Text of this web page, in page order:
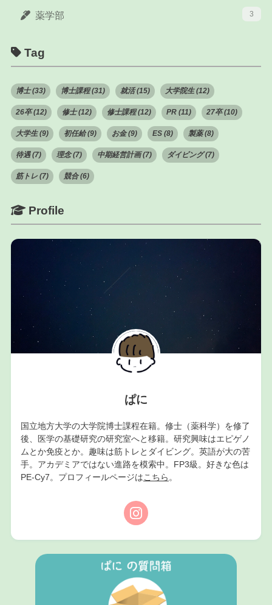
薬学部 3
Tag
博士 (33) 博士課程 (31) 就活 (15) 大学院生 (12)
26卒 (12) 修士 (12) 修士課程 (12) PR (11) 27卒 (10)
大学生 (9) 初任給 (9) お金 (9) ES (8) 製薬 (8)
待遇 (7) 理念 (7) 中期経営計画 (7) ダイビング (7)
筋トレ (7) 競合 (6)
Profile
ぱに
国立地方大学の大学院博士課程在籍。修士（薬科学）を修了
後、医学の基礎研究の研究室へと移籍。研究興味はエピゲノ
ムとか免疫とか。趣味は筋トレとダイビング。英語が大の苦
手。アカデミアではない進路を模索中。FP3級。好きな色は
PE-Cy7。プロフィールページはこちら 。